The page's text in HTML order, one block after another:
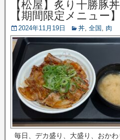
【松屋】炙り十勝豚
【期間限定メニュー】
2024年11月19日 丼, 全国 , 肉
毎日、デカ盛り、大盛り、おか